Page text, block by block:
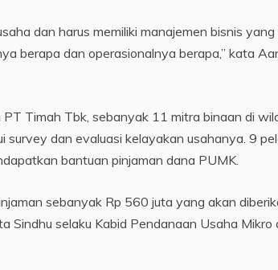
dan harus memiliki manajemen bisnis yang
berapa dan operasionalnya berapa,” kata
Timah Tbk, sebanyak 11 mitra binaan di
survey dan evaluasi kelayakan usahanya. 9
bantuan pinjaman dana PUMK.
sebanyak Rp 560 juta yang akan
Sindhu selaku Kabid Pendanaan Usaha Mikro